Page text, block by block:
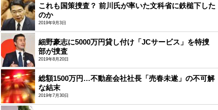
これも国策捜査？ 前川氏が率いた文科省に鉄槌下した
のか
2019年9月3日
細野豪志に5000万円貸し付け「JCサービス」を特捜
部が捜査
2019年8月20日
総額1500万円…不動産会社社長「売春未遂」の不可解
な結末
2019年7月30日